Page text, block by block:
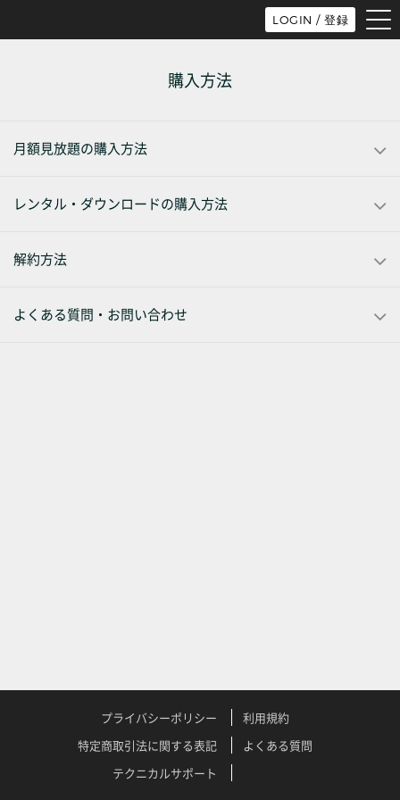
LOGIN / 登録
購入方法
月額見放題の購入方法
レンタル・ダウンロードの購入方法
解約方法
よくある質問・お問い合わせ
プライバシーポリシー
利用規約
特定商取引法に関する表記
よくある質問
テクニカルサポート